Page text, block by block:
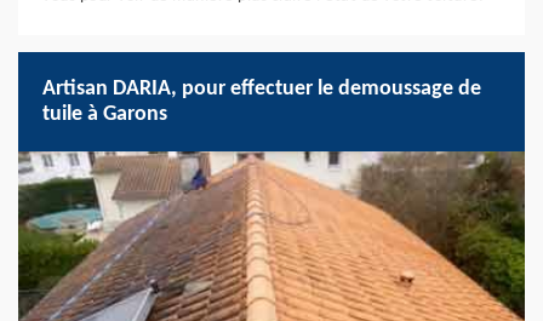
Artisan DARIA, pour effectuer le demoussage de
tuile à Garons